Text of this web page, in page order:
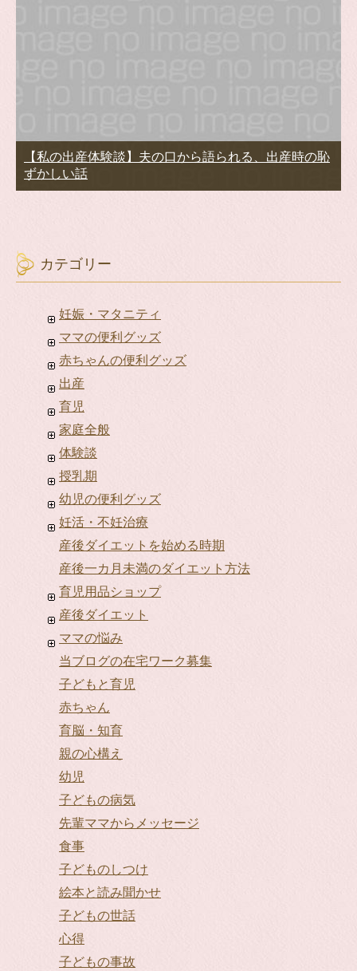
【私の出産体験談】夫の口から語られる、出産時の恥
ずかしい話
カテゴリー
妊娠・マタニティ
ママの便利グッズ
赤ちゃんの便利グッズ
出産
育児
家庭全般
体験談
授乳期
幼児の便利グッズ
妊活・不妊治療
産後ダイエットを始める時期
産後一カ月未満のダイエット方法
育児用品ショップ
産後ダイエット
ママの悩み
当ブログの在宅ワーク募集
子どもと育児
赤ちゃん
育脳・知育
親の心構え
幼児
子どもの病気
先輩ママからメッセージ
食事
子どものしつけ
絵本と読み聞かせ
子どもの世話
心得
子どもの事故